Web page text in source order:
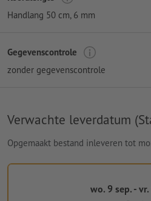
Handlang 50 cm, 6 mm
Gegevenscontrole
zonder gegevenscontrole
Verwachte leverdatum
Opgemaakt bestand inleveren tot
wo. 9 sep. -